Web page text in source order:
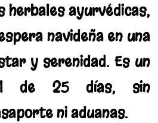
herbales ayurvédicas,
navideña en una
y serenidad. Es un
de 25 días, sin
ni aduanas.